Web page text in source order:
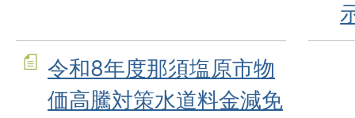
令和8年度那須塩原市物
価高騰対策水道料金減免